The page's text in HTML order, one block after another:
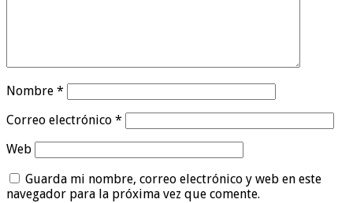
Nombre *
Correo electrónico *
Web
Guarda mi nombre, correo electrónico y web en este
navegador para la próxima vez que comente.